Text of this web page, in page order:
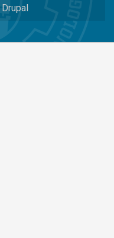
Drupal